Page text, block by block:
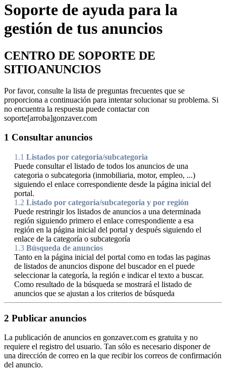
Soporte de ayuda para la
gestión de tus anuncios
CENTRO DE SOPORTE DE
SITIOANUNCIOS
Por favor, consulte la lista de preguntas frecuentes que se
proporciona a continuación para intentar solucionar su problema. Si
no encuentra la respuesta puede contactar con
soporte[arroba]gonzaver.com
1 Consultar anuncios
1.1 Listados por categoria/subcategoria
Puede consultar el listado de todos los anuncios de una
categoria o subcategoria (inmobiliaria, motor, empleo, ...)
siguiendo el enlace correspondiente desde la página inicial del
portal.
1.2 Listado por categoria/subcategoria y por región
Puede restringir los listados de anuncios a una determinada
región siguiendo primero el enlace correspondiente a esa
región en la página inicial del portal y después siguiendo el
enlace de la categoría o subcategoría
1.3 Búsqueda de anuncios
Tanto en la página inicial del portal como en todas las paginas
de listados de anuncios dispone del buscador en el puede
seleccionar la categoría, la región e indicar el texto a buscar.
Como resultado de la búsqueda se mostrará el listado de
anuncios que se ajustan a los criterios de búsqueda
2 Publicar anuncios
La publicación de anuncios en gonzaver.com es gratuita y no
requiere el registro del usuario. Tan sólo es necesario disponer de
una dirección de correo en la que recibir los correos de confirmación
del anuncio.